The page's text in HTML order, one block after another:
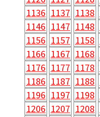
1136 1137 1138
1146 1147 1148
1156 1157 1158
1166 1167 1168
1176 1177 1178
1186 1187 1188
1196 1197 1198
1206 1207 1208